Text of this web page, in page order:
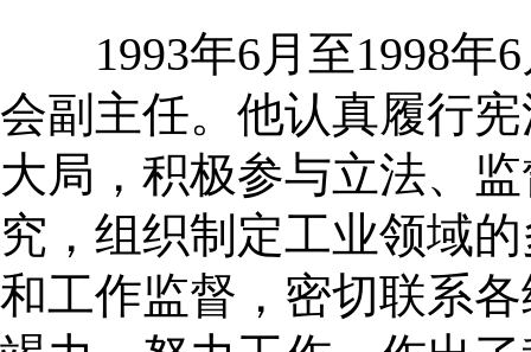
1993年6月至1998年6
会副主任。他认真履行
大局，积极参与立法、
究，组织制定工业领域
和工作监督，密切联系